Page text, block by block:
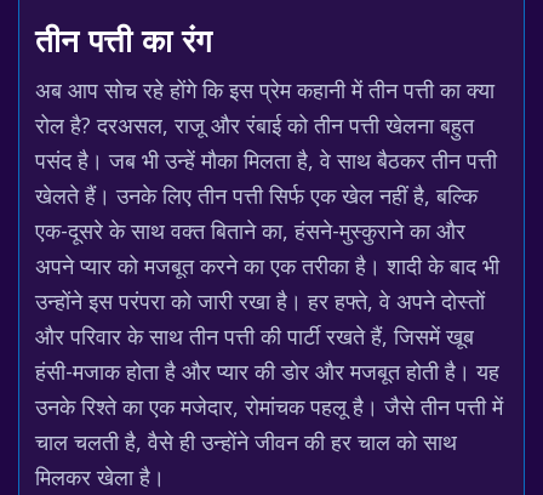
तीन पत्ती का रंग
अब आप सोच रहे होंगे कि इस प्रेम कहानी में तीन पत्ती का क्या
रोल है? दरअसल, राजू और रंबाई को तीन पत्ती खेलना बहुत
पसंद है। जब भी उन्हें मौका मिलता है, वे साथ बैठकर तीन पत्ती
खेलते हैं। उनके लिए तीन पत्ती सिर्फ एक खेल नहीं है, बल्कि
एक-दूसरे के साथ वक्त बिताने का, हंसने-मुस्कुराने का और
अपने प्यार को मजबूत करने का एक तरीका है। शादी के बाद भी
उन्होंने इस परंपरा को जारी रखा है। हर हफ्ते, वे अपने दोस्तों
और परिवार के साथ तीन पत्ती की पार्टी रखते हैं, जिसमें खूब
हंसी-मजाक होता है और प्यार की डोर और मजबूत होती है। यह
उनके रिश्ते का एक मजेदार, रोमांचक पहलू है। जैसे तीन पत्ती में
चाल चलती है, वैसे ही उन्होंने जीवन की हर चाल को साथ
मिलकर खेला है।